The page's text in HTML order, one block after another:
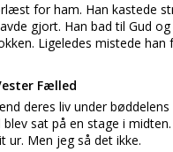
for ham. Han kastede
gjort. Han bad til Gud
Ligeledes mistede
Fælled
deres liv under
sat på en stage i
ur. Men jeg så det ikke.